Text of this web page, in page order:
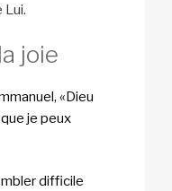
Lui.
joie
«Dieu
que je peux
difficile